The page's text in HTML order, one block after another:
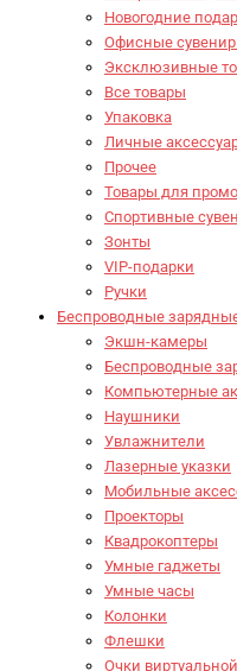
Новогодние
Офисные
Эксклюзивные
Все товары
Упаковка
Личные
Прочее
Товары для
Спортивные
Зонты
VIP-подарки
Ручки
Беспроводные
Экшн-камеры
Беспроводные
Компьютерные
Наушники
Увлажнители
Лазерные указки
Мобильные
Проекторы
Квадрокоптеры
Умные гаджеты
Умные часы
Колонки
Флешки
Очки